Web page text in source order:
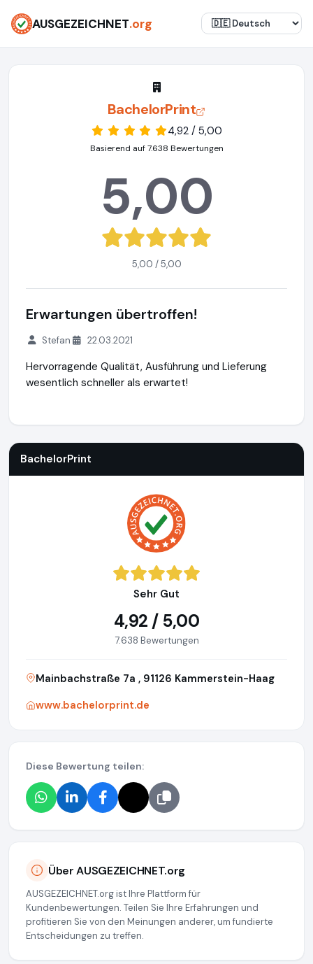
AUSGEZEICHNET.org
BachelorPrint
4,92 / 5,00
Basierend auf 7.638 Bewertungen
5,00
5,00 / 5,00
Erwartungen übertroffen!
Stefan 22.03.2021
Hervorragende Qualität, Ausführung und Lieferung
wesentlich schneller als erwartet!
BachelorPrint
Sehr Gut
4,92 / 5,00
7.638 Bewertungen
Mainbachstraße 7a , 91126 Kammerstein-Haag
www.bachelorprint.de
Diese Bewertung teilen:
Über AUSGEZEICHNET.org
AUSGEZEICHNET.org ist Ihre Plattform für
Kundenbewertungen. Teilen Sie Ihre Erfahrungen und
profitieren Sie von den Meinungen anderer, um fundierte
Entscheidungen zu treffen.